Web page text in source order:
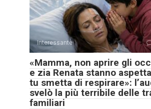
Interessante
«Mamma, non aprire gli
e zia Renata stanno
tu smetta di respirare»:
svelò la più terribile delle
familiari